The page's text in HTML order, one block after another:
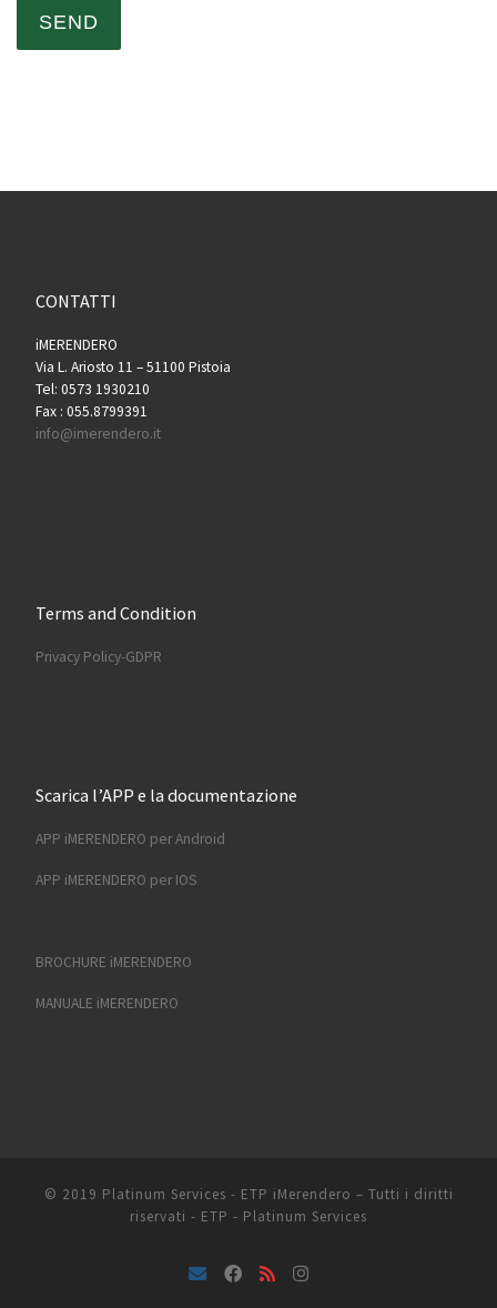
CONTATTI
iMERENDERO
Via L. Ariosto 11 – 51100 Pistoia
Tel: 0573 1930210
Fax : 055.8799391
info@imerendero.it
Terms and Condition
Privacy Policy-GDPR
Scarica l’APP e la documentazione
APP iMERENDERO per Android
APP iMERENDERO per IOS
BROCHURE iMERENDERO
MANUALE iMERENDERO
© 2019 Platinum Services - ETP iMerendero – Tutti i diritti
riservati - ETP - Platinum Services